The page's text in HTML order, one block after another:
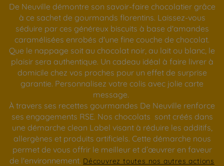
De Neuville démontre son savoir-faire chocolatier grâce
à ce sachet de gourmands florentins. Laissez-vous
séduire par ces généreux biscuits à base d'amandes
caramélisées enrobés d'une fine couche de chocolat.
Que le nappage soit au chocolat noir, au lait ou blanc, le
plaisir sera authentique. Un cadeau idéal à faire livrer à
domicile chez vos proches pour un effet de surprise
garantie. Personnalisez votre colis avec jolie carte
message.
À travers ses recettes gourmandes De Neuville renforce
ses engagements RSE. Nos chocolats sont créés dans
une démarche clean Label visant à réduire les additifs,
allergènes et produits artificiels. Cette démarche nous
permet de vous offrir le meilleur et d’œuvrer en faveur
de l'environnement. Découvrez toutes nos autres actions